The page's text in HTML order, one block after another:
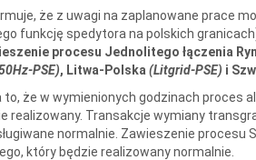
że z uwagi na zaplanowane prace
funkcję spedytora na polskich
procesu Jednolitego łączenia
PSE), Litwa-Polska (Litgrid-PSE) i
to, że w wymienionych godzinach proces
realizowany. Transakcje wymiany
normalnie. Zawieszenie procesu
który będzie realizowany normalnie.